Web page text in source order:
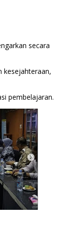
secara
kesejahteraan,
pembelajaran.